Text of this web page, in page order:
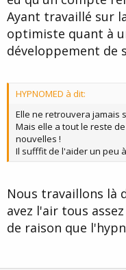
Ayant travaillé sur
optimiste quant à
développement de
HYPNOMED à dit:
Elle ne retrouvera jamais
Mais elle a tout le reste
nouvelles !
Il sufffit de l'aider un peu
Nous travaillons là
avez l'air tous
de raison que